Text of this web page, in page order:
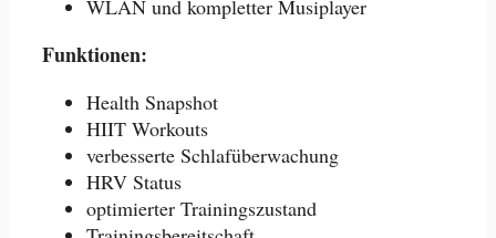
WLAN und kompletter Musiplayer
Funktionen:
Health Snapshot
HIIT Workouts
verbesserte Schlafüberwachung
HRV Status
optimierter Trainingszustand